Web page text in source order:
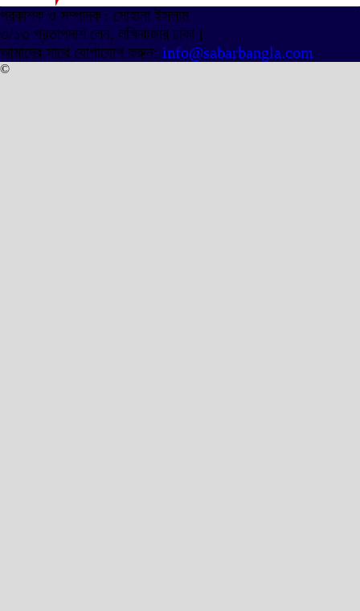
প্রকাশক ও সম্পাদক : সোহানা ইসলাম
৩/১৩ প্রতাপদাশ লেন, লক্ষিবাজার ঢাকা।
আমাদের সাথে যোগাযোগ করুন: info@sabarbangla.com
©